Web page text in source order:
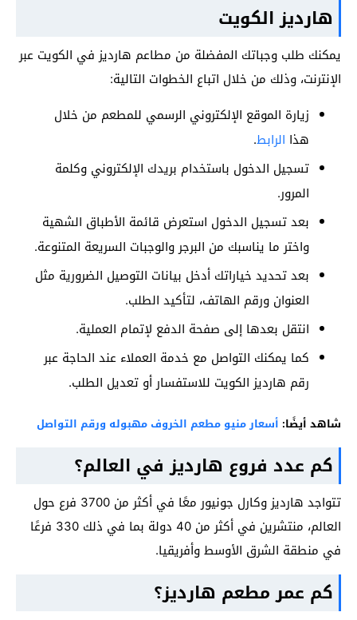
هارديز الكويت
يمكنك طلب وجباتك المفضلة من مطاعم هارديز في الكويت عبر
الإنترنت، وذلك من خلال اتباع الخطوات التالية:
زيارة الموقع الإلكتروني الرسمي للمطعم من خلال
هذا الرابط.
تسجيل الدخول باستخدام بريدك الإلكتروني وكلمة
المرور.
بعد تسجيل الدخول استعرض قائمة الأطباق الشهية
واختر ما يناسبك من البرجر والوجبات السريعة المتنوعة.
بعد تحديد خياراتك أدخل بيانات التوصيل الضرورية مثل
العنوان ورقم الهاتف، لتأكيد الطلب.
انتقل بعدها إلى صفحة الدفع لإتمام العملية.
كما يمكنك التواصل مع خدمة العملاء عند الحاجة عبر
رقم هارديز الكويت للاستفسار أو تعديل الطلب.
شاهد أيضًا: أسعار منيو مطعم الخروف مهبوله ورقم التواصل
كم عدد فروع هارديز في العالم؟
تتواجد هارديز وكارل جونيور معًا في أكثر من 3700 فرع حول
العالم، منتشرين في أكثر من 40 دولة بما في ذلك 330 فرعًا
في منطقة الشرق الأوسط وأفريقيا.
كم عمر مطعم هارديز؟